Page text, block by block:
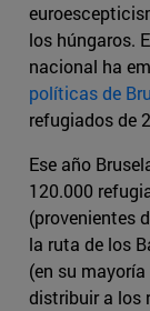
los húngaros.
nacional ha
políticas de
refugiados de
Ese año
120.000
(provenientes
la ruta de los
(en su
distribuir a los